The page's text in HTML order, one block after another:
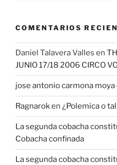
COMENTARIOS
Daniel Talavera Valles en
JUNIO 17/18 2006 CIRCO
jose antonio carmona moya
Ragnaroken ¿Polemica o
La segunda cobacha
Cobacha confinada
La segunda cobacha